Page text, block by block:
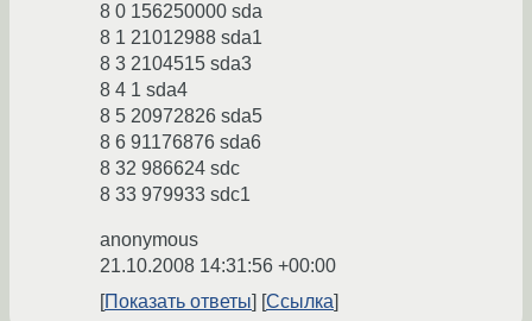
8 0 156250000 sda
8 1 21012988 sda1
8 3 2104515 sda3
8 4 1 sda4
8 5 20972826 sda5
8 6 91176876 sda6
8 32 986624 sdc
8 33 979933 sdc1
anonymous
21.10.2008 14:31:56 +00:00
Показать ответы
Ссылка